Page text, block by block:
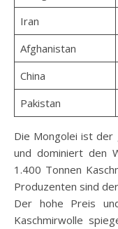
Iran
Afghanistan
China
Pakistan
Die Mongolei ist der
und dominiert den
1.400 Tonnen
Produzenten sind
Der hohe Preis
Kaschmirwolle